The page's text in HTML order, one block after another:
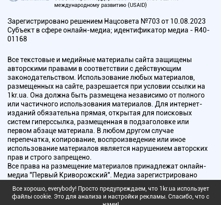
международному развитию (USAID)
Зарегистрировано решением Нацсовета №703 от 10.08.2023
Субъект в сфере онлайн-медиа; идентификатор медиа - R40-
01168
Все текстовые и медийные материалы сайта защищены
авторскими правами в соответствии с действующим
законодательством. Использование любых материалов,
размещенных на сайте, разрешается при условии ссылки на
1kr.ua. Она должна быть размещена независимо от полного
или частичного использования материалов. Для интернет-
изданий обязательна прямая, открытая для поисковых
систем гиперссылка, размещенная в подзаголовке или
первом абзаце материала. В любом другом случае
перепечатка, копирование, воспроизведение или иное
использование материалов является нарушением авторских
прав и строго запрещено.
Все права на размещение материалов принадлежат онлайн-
медиа "Первый Криворожский". Медиа зарегистрировано
радиовещания.
Все хорошо, everybody! Просто предупреждаем, что 1kr.ua использует
файлы cookie. Это для анализа и настройки рекламы. Спасибо, что с